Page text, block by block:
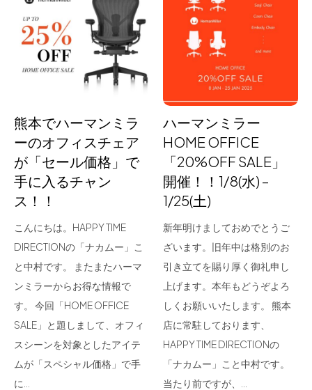
About us
for Business
Recruit
フラッグシップストア
0965-52-0323
熊本店
096-274-8175
Arv
0965-45-9282
熊本でハーマンミラ
ーのオフィスチェア
が「セール価格」で
手に入るチャン
ス！！
こんにちは。HAPPY TIME
DIRECTIONの「ナカムー」こ
と中村です。 またまたハーマ
ンミラーからお得な情報で
す。 今回「HOME OFFICE
SALE」と題しまして、オフィ
スシーンを対象としたアイテ
ムが「スペシャル価格」で手
に…
ハーマンミラー
HOME OFFICE
「20%OFF SALE」
開催！！1/8(水) –
1/25(土)
新年明けましておめでとうご
ざいます。旧年中は格別のお
引き立てを賜り厚く御礼申し
上げます。本年もどうぞよろ
しくお願いいたします。 熊本
店に常駐しております、
HAPPY TIME DIRECTIONの
「ナカムー」こと中村です。
当たり前ですが、…